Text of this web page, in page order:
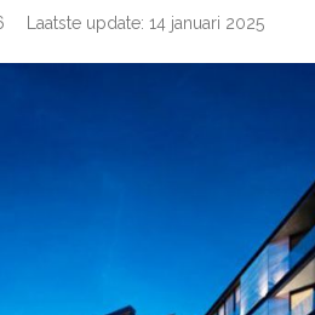
Laatste update: 14 januari 2025